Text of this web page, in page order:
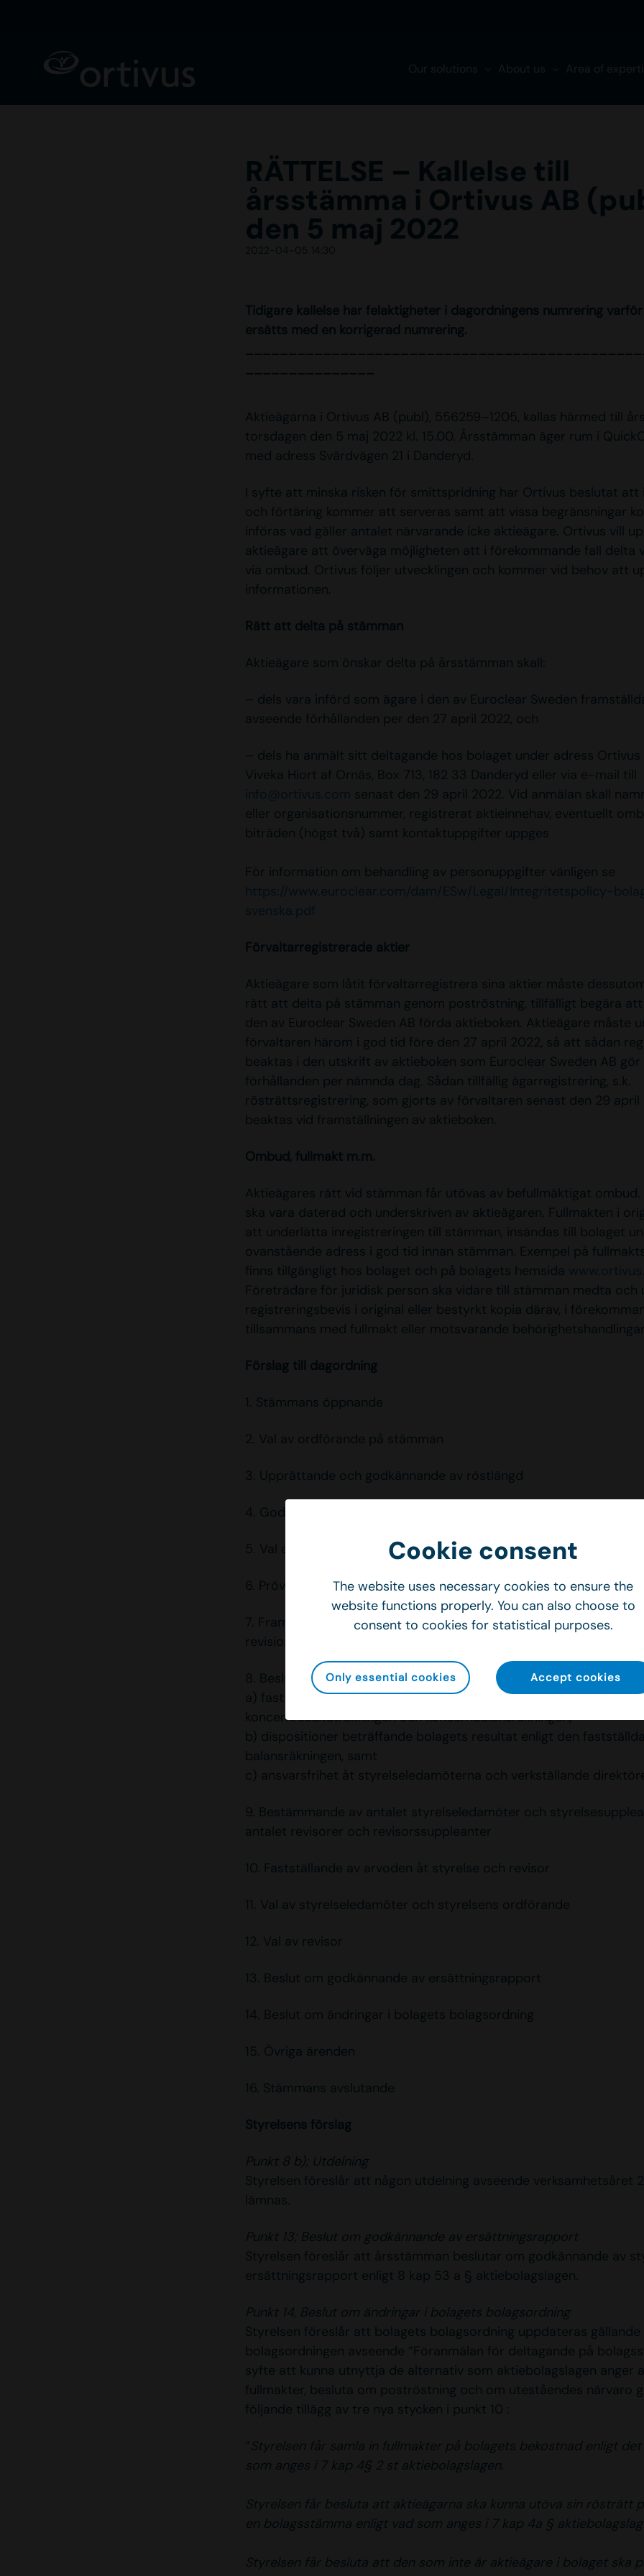
Our solutions About us Area of
RÄTTELSE – Kallelse till
årsstämma i Ortivus AB
den 5 maj 2022
2022-04-05 14:30
Tidigare kallelse har felaktigheter i dagordningens numrering
ersätts med en korrigerad numrering.
_______________
Aktieägarna i Ortivus AB (publ), 556259–1205, kallas härmed till
torsdagen den 5 maj 2022 kl. 15.00. Årsstämman äger rum i
med adress Svärdvägen 21 i Danderyd.
I syfte att minska risken för smittspridning har Ortivus beslutat att
och förtäring kommer att serveras samt att vissa begränsningar
införas vad gäller antalet närvarande icke aktieägare. Ortivus vill
aktieägare att överväga möjligheten att i förekommande fall delta
via ombud. Ortivus följer utvecklingen och kommer vid behov att
informationen.
Rätt att delta på stämman
Aktieägare som önskar delta på årsstämman skall:
– dels vara införd som ägare i den av Euroclear Sweden
avseende förhållanden per den 27 april 2022, och
– dels ha anmält sitt deltagande hos bolaget under adress Ortivus
Viveka Hiort af Ornäs, Box 713, 182 33 Danderyd eller via e-mail till
info@ortivus.com senast den 29 april 2022. Vid anmälan skall
eller organisationsnummer, registrerat aktieinnehav, eventuellt
biträden (högst två) samt kontaktuppgifter uppges
För information om behandling av personuppgifter vänligen se
https://www.euroclear.com/dam/ESw/Legal/Integritetspolicy-
svenska.pdf
Förvaltarregistrerade aktier
Aktieägare som låtit förvaltarregistrera sina aktier måste
rätt att delta på stämman genom poströstning, tillfälligt begära att
den av Euroclear Sweden AB förda aktieboken. Aktieägare måste
förvaltaren härom i god tid före den 27 april 2022, så att sådan
beaktas i den utskrift av aktieboken som Euroclear Sweden AB gör
förhållanden per nämnda dag. Sådan tillfällig ägarregistrering, s.k.
rösträttsregistrering, som gjorts av förvaltaren senast den 29 april
beaktas vid framställningen av aktieboken.
Ombud, fullmakt m.m.
Aktieägares rätt vid stämman får utövas av befullmäktigat ombud.
ska vara daterad och underskriven av aktieägaren. Fullmakten i
att underlätta inregistreringen till stämman, insändas till bolaget
ovanstående adress i god tid innan stämman. Exempel på
finns tillgängligt hos bolaget och på bolagets hemsida
Företrädare för juridisk person ska vidare till stämman medta och
registreringsbevis i original eller bestyrkt kopia därav, i
tillsammans med fullmakt eller motsvarande
Förslag till dagordning
1. Stämmans öppnande
2. Val av ordförande på stämman
3. Upprättande och godkännande av röstlängd
4. Godkännande av styrelsens förslag till dagordning
5. Val av justerare
6. Prövning om stämman har blivit behörigen sammankallad
7. Framläggande av årsredovisning och koncernredovisning med
revisionsberättelser.
8. Beslut om
a) fastställande av resultaträkningen och balansräkningen samt
koncernresultaträkningen och koncernbalansräkningen,
b) dispositioner beträffande bolagets resultat enligt den fastställda
balansräkningen, samt
c) ansvarsfrihet åt styrelseledamöterna och verkställande
9. Bestämmande av antalet styrelseledamöter och
antalet revisorer och revisorssuppleanter
10. Fastställande av arvoden åt styrelse och revisor
11. Val av styrelseledamöter och styrelsens ordförande
12. Val av revisor
13. Beslut om godkännande av ersättningsrapport
14. Beslut om ändringar i bolagets bolagsordning
15. Övriga ärenden
16. Stämmans avslutande
Styrelsens förslag
Punkt 8 b); Utdelning
Styrelsen föreslår att någon utdelning avseende verksamhetsåret
lämnas.
Punkt 13; Beslut om godkännande av ersättningsrapport
Styrelsen föreslår att årsstämman beslutar om godkännande av
ersättningsrapport enligt 8 kap 53 a § aktiebolagslagen.
Punkt 14, Beslut om ändringar i bolagets bolagsordning
Styrelsen föreslår att bolagets bolagsordning uppdateras gällande
bolagsordningen avseende ”Föranmälan för deltagande på
syfte att kunna utnyttja de alternativ som aktiebolagslagen anger
fullmakter, besluta om poströstning och om uteståendes närvaro
följande tillägg av tre nya stycken i punkt 10 :
”Styrelsen får samla in fullmakter på bolagets bekostnad enligt
som anges i 7 kap 4§ 2 st aktiebolagslagen.
Styrelsen får besluta att aktieägarna ska kunna utöva sin rösträtt
en bolagsstämma enligt vad som anges i 7 kap 4a §
Styrelsen får besluta att den som inte är aktieägare i bolaget ska
Cookie consent
The website uses necessary cookies to ensure the
website functions properly. You can also choose to
consent to cookies for statistical purposes.
Only essential cookies Accept cookies